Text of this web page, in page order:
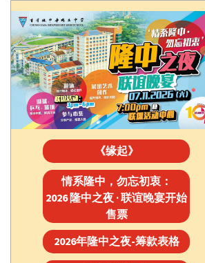
《缘起》
情系隆中，勿忘初衷：
2026 隆中之夜 · 联谊晚宴开始
售票
2026年隆中之夜-筹款表格